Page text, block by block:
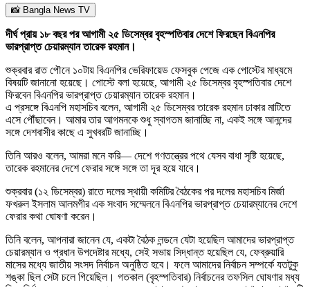
📸 Bangla News TV
দীর্ঘ প্রায় ১৮ বছর পর আগামী ২৫ ডিসেম্বর বৃহস্পতিবার দেশে ফিরছেন বিএনপির
ভারপ্রাপ্ত চেয়ারম্যান তারেক রহমান।
শুক্রবার রাত পৌনে ১০টায় বিএনপির ভেরিফায়েড ফেসবুক পেজে এক পোস্টের মাধ্যমে
বিষয়টি জানানো হয়েছে। পোস্টে বলা হয়েছে, আগামী ২৫ ডিসেম্বর বৃহস্পতিবার দেশে
ফিরবেন বিএনপির ভারপ্রাপ্ত চেয়ারম্যান তারেক রহমান।
এ প্রসঙ্গে বিএনপি মহাসচিব বলেন, আগামী ২৫ ডিসেম্বর তারেক রহমান ঢাকার মাটিতে
এসে পৌঁছাবেন। আমার তার আগমনকে শুধু স্বাগতম জানাচ্ছি না, একই সঙ্গে আনন্দের
সঙ্গে দেশবাসীর কাছে এ সুখবরটি জানাচ্ছি।
তিনি আরও বলেন, আমরা মনে করি— দেশে গণতন্ত্রের পথে যেসব বাধা সৃষ্টি হয়েছে,
তারেক রহমানের দেশে ফেরার সঙ্গে সঙ্গে তা দূর হয়ে যাবে।
শুক্রবার (১২ ডিসেম্বর) রাতে দলের স্থায়ী কমিটির বৈঠকের পর দলের মহাসচিব মির্জা
ফখরুল ইসলাম আলমগীর এক সংবাদ সম্মেলনে বিএনপির ভারপ্রাপ্ত চেয়ারম্যানের দেশে
ফেরার কথা ঘোষণা করেন।
তিনি বলেন, আপনারা জানেন যে, একটা বৈঠক লন্ডনে যেটা হয়েছিল আমাদের ভারপ্রাপ্ত
চেয়ারম্যান ও প্রধান উপদেষ্টার মধ্যে, সেই সভায় সিদ্ধান্ত হয়েছিল যে, ফেব্রুয়ারি
মাসের মধ্যে জাতীয় সংসদ নির্বাচন অনুষ্ঠিত হবে। ফলে আমাদের নির্বাচন সম্পর্কে যতটুকু
শঙ্কা ছিল সেটা চলে গিয়েছিল। গতকাল (বৃহস্পতিবার) নির্বাচনের তফসিল ঘোষণার মধ্য